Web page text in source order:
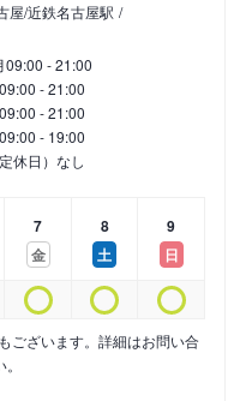
屋/近鉄名古屋駅
09:00 - 21:00
09:00 - 21:00
09:00 - 21:00
09:00 - 19:00
定休日）なし
7
金
8
土
9
日
ございます。詳細はお問い合